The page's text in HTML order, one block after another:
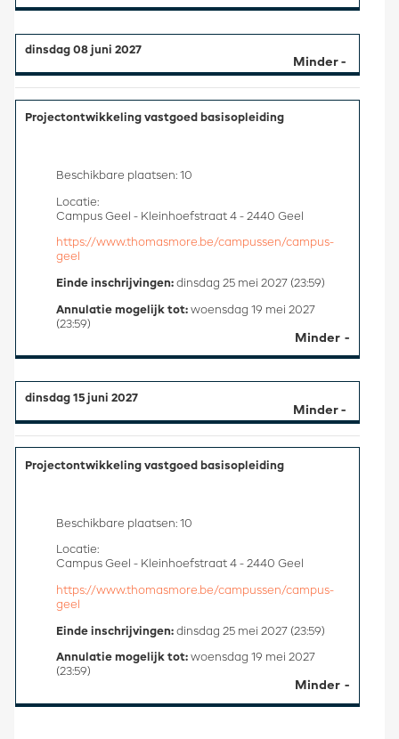
dinsdag 08 juni 2027
Projectontwikkeling vastgoed basisopleiding
Minder
Beschikbare plaatsen: 10
Locatie:
Campus Geel - Kleinhoefstraat 4 - 2440 Geel
https://www.thomasmore.be/campussen/campus-
geel
Einde inschrijvingen: dinsdag 25 mei 2027 (23:59)
Annulatie mogelijk tot: woensdag 19 mei 2027
(23:59)
dinsdag 15 juni 2027
Projectontwikkeling vastgoed basisopleiding
Minder
Beschikbare plaatsen: 10
Locatie:
Campus Geel - Kleinhoefstraat 4 - 2440 Geel
https://www.thomasmore.be/campussen/campus-
geel
Einde inschrijvingen: dinsdag 25 mei 2027 (23:59)
Annulatie mogelijk tot: woensdag 19 mei 2027
(23:59)